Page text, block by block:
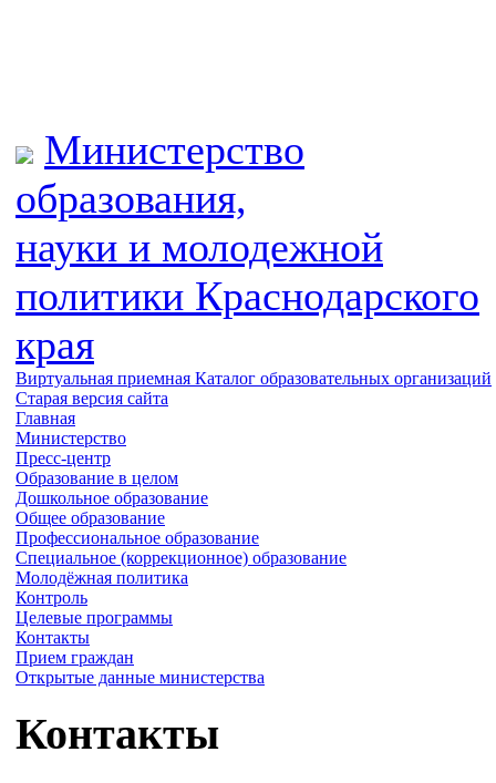
Министерство
образования,
науки и молодежной
политики Краснодарского
края
Виртуальная приемная Каталог образовательных организаций
Старая версия сайта
Главная
Министерство
Пресс-центр
Образование в целом
Дошкольное образование
Общее образование
Профессиональное образование
Специальное (коррекционное) образование
Молодёжная политика
Контроль
Целевые программы
Контакты
Прием граждан
Открытые данные министерства
Контакты